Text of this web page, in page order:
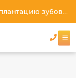
Получите уникальную скидку на имплантацию зубов под ключ